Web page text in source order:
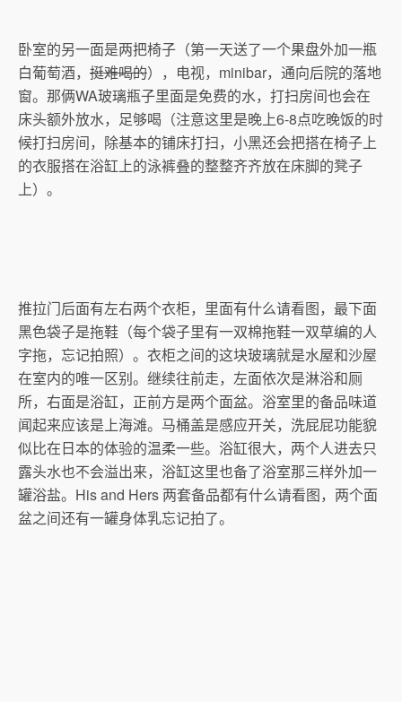
卧室的另一面是两把椅子（第一天送了一个果盘外加一瓶
白葡萄酒， 挺难喝的），电视，minibar，通向后院的落地
窗。那俩WA玻璃瓶子里面是免费的水，打扫房间也会在
床头额外放水，足够喝（注意这里是晚上6-8点吃晚饭的时
候打扫房间，除基本的铺床打扫，小黑还会把搭在椅子上
的衣服搭在浴缸上的泳裤叠的整整齐齐放在床脚的凳子
上）。
推拉门后面有左右两个衣柜，里面有什么请看图，最下面
黑色袋子是拖鞋（每个袋子里有一双棉拖鞋一双草编的人
字拖，忘记拍照）。衣柜之间的这块玻璃就是水屋和沙屋
在室内的唯一区别。继续往前走，左面依次是淋浴和厕
所，右面是浴缸，正前方是两个面盆。浴室里的备品味道
闻起来应该是上海滩。马桶盖是感应开关，洗屁屁功能貌
似比在日本的体验的温柔一些。浴缸很大，两个人进去只
露头水也不会溢出来，浴缸这里也备了浴室那三样外加一
罐浴盐。His and Hers 两套备品都有什么请看图，两个面
盆之间还有一罐身体乳忘记拍了。